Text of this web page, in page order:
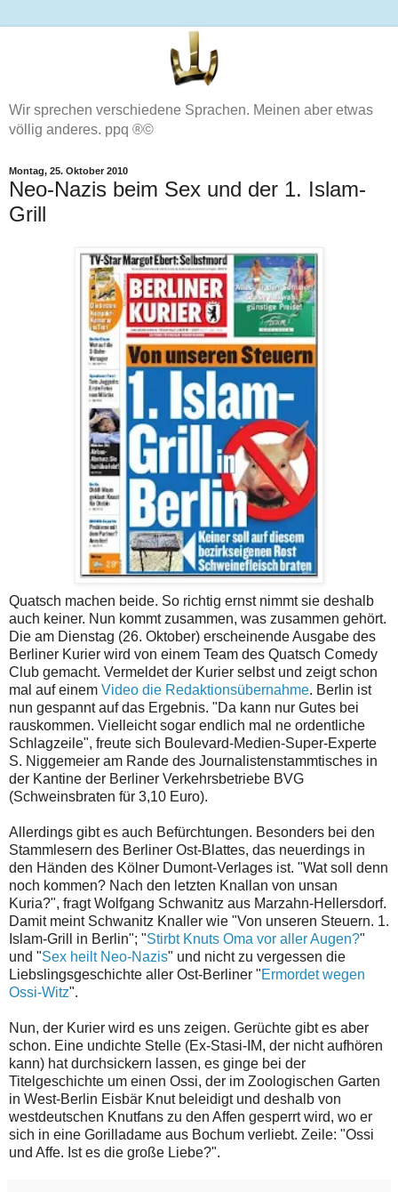
Wir sprechen verschiedene Sprachen. Meinen aber etwas
völlig anderes. ppq ®©
Montag, 25. Oktober 2010
Neo-Nazis beim Sex und der 1. Islam-
Grill
Quatsch machen beide. So richtig ernst nimmt sie deshalb
auch keiner. Nun kommt zusammen, was zusammen gehört.
Die am Dienstag (26. Oktober) erscheinende Ausgabe des
Berliner Kurier wird von einem Team des Quatsch Comedy
Club gemacht. Vermeldet der Kurier selbst und zeigt schon
mal auf einem Video die Redaktionsübernahme. Berlin ist
nun gespannt auf das Ergebnis. "Da kann nur Gutes bei
rauskommen. Vielleicht sogar endlich mal ne ordentliche
Schlagzeile", freute sich Boulevard-Medien-Super-Experte
S. Niggemeier am Rande des Journalistenstammtisches in
der Kantine der Berliner Verkehrsbetriebe BVG
(Schweinsbraten für 3,10 Euro).
Allerdings gibt es auch Befürchtungen. Besonders bei den
Stammlesern des Berliner Ost-Blattes, das neuerdings in
den Händen des Kölner Dumont-Verlages ist. "Wat soll denn
noch kommen? Nach den letzten Knallan von unsan
Kuria?", fragt Wolfgang Schwanitz aus Marzahn-Hellersdorf.
Damit meint Schwanitz Knaller wie "Von unseren Steuern. 1.
Islam-Grill in Berlin"; "Stirbt Knuts Oma vor aller Augen?"
und "Sex heilt Neo-Nazis" und nicht zu vergessen die
Liebslingsgeschichte aller Ost-Berliner "Ermordet wegen
Ossi-Witz".
Nun, der Kurier wird es uns zeigen. Gerüchte gibt es aber
schon. Eine undichte Stelle (Ex-Stasi-IM, der nicht aufhören
kann) hat durchsickern lassen, es ginge bei der
Titelgeschichte um einen Ossi, der im Zoologischen Garten
in West-Berlin Eisbär Knut beleidigt und deshalb von
westdeutschen Knutfans zu den Affen gesperrt wird, wo er
sich in eine Gorilladame aus Bochum verliebt. Zeile: "Ossi
und Affe. Ist es die große Liebe?".